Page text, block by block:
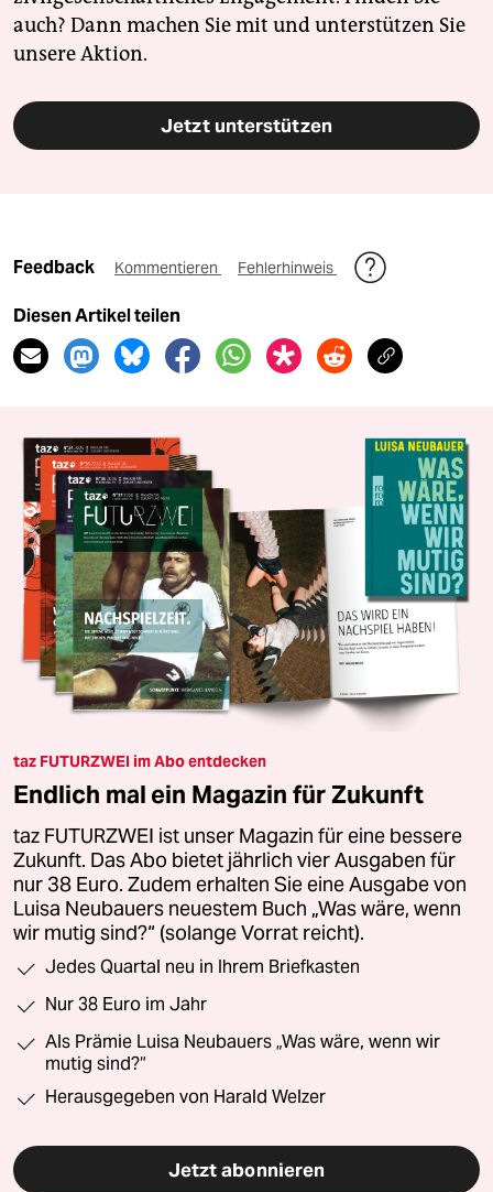
auch? Dann machen Sie mit und unterstützen Sie
unsere Aktion.
Jetzt unterstützen
Feedback Kommentieren Fehlerhinweis
Diesen Artikel teilen
taz FUTURZWEI im Abo entdecken
Endlich mal ein Magazin für Zukunft
taz FUTURZWEI ist unser Magazin für eine bessere
Zukunft. Das Abo bietet jährlich vier Ausgaben für
nur 38 Euro. Zudem erhalten Sie eine Ausgabe von
Luisa Neubauers neuestem Buch „Was wäre, wenn
wir mutig sind?“ (solange Vorrat reicht).
Jedes Quartal neu in Ihrem Briefkasten
Nur 38 Euro im Jahr
Als Prämie Luisa Neubauers „Was wäre, wenn wir
mutig sind?“
Herausgegeben von Harald Welzer
Jetzt abonnieren